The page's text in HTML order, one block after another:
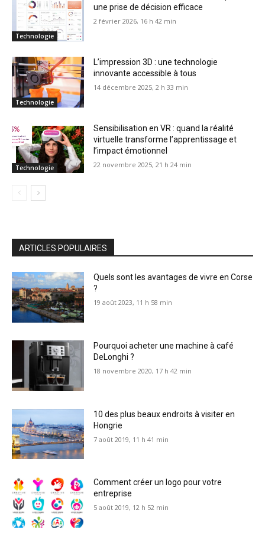
Technologie
une prise de décision efficace
2 février 2026, 16 h 42 min
Technologie
L’impression 3D : une technologie
innovante accessible à tous
14 décembre 2025, 2 h 33 min
Technologie
Sensibilisation en VR : quand la réalité
virtuelle transforme l’apprentissage et
l’impact émotionnel
22 novembre 2025, 21 h 24 min
ARTICLES POPULAIRES
Quels sont les avantages de vivre en Corse
?
19 août 2023, 11 h 58 min
Pourquoi acheter une machine à café
DeLonghi ?
18 novembre 2020, 17 h 42 min
10 des plus beaux endroits à visiter en
Hongrie
7 août 2019, 11 h 41 min
Comment créer un logo pour votre
entreprise
5 août 2019, 12 h 52 min